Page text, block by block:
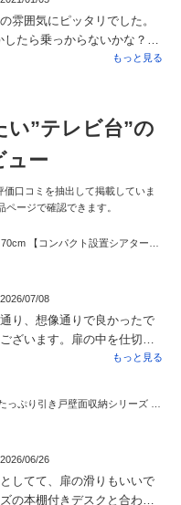
雰囲気にピッタリでした。
たら乗っからないかな？と
大丈夫でした。下にコロコロ
もっと見る
”テレビ台”の
ュー
口コミを抽出して掲載していま
ージで確認できます。
2026/07/08
り、想像通りで良かったで
ざいます。扉の中を仕切板
とができますが、板が２
もっと見る
2026/06/26
してて、扉の滑りもいいで
の本棚付きデスクと合わせ